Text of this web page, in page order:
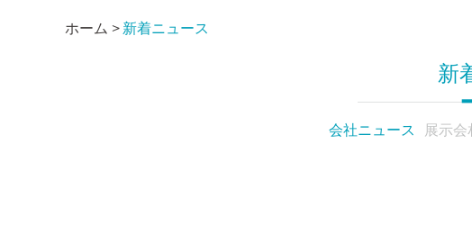
ホーム > 新着ニュース
新
会社ニュース 展示会